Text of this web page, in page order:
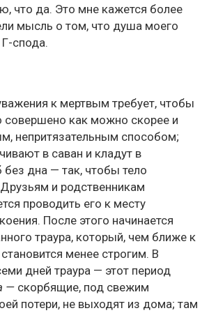
что да. Это мне кажется более
мысль о том, что душа моего
спода.
к мертвым требует, чтобы
совершено как можно скорее и
непритязательным способом;
в саван и кладут в
без дна — так, чтобы тело
и родственникам
проводить его к месту
После этого начинается
траура, который, чем ближе к
менее строгим. В
дней траура — этот период
— скорбящие, под свежим
потери, не выходят из дома; там